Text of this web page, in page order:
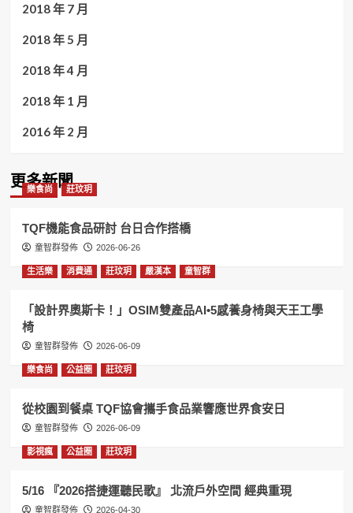
2018 年 7 月
2018 年 5 月
2018 年 4 月
2018 年 1 月
2016 年 2 月
更多新聞
樂食尚 莊玟玥
TQF機能食品研討 台日合作搭橋
童智群發佈 2026-06-26
生活樂 消費通 莊玟玥 嚴漢本 童智群
「設計界奧斯卡！」OSIM雙產品AI•5感養身椅與天王工學
椅
童智群發佈 2026-06-09
樂食尚 公益圈 莊玟玥
從校園到餐桌 TQF協會攜手食品業響應世界食安日
童智群發佈 2026-06-09
影視瘋 公益圈 莊玟玥
5/16 『2026搭捷運聽民歌』 北流戶外空間 經典重現
童智群發佈 2026-04-30